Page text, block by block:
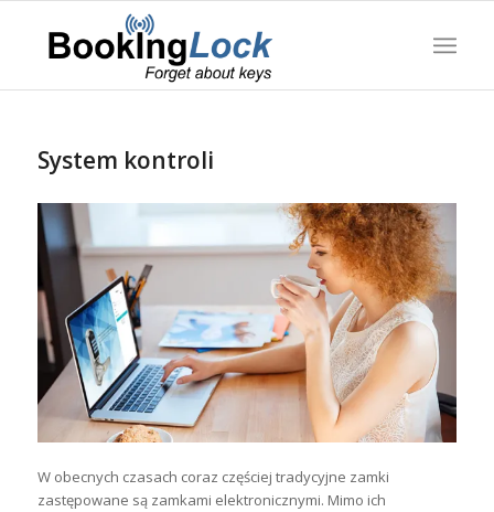
System kontroli
W obecnych czasach coraz częściej tradycyjne zamki
zastępowane są zamkami elektronicznymi. Mimo ich